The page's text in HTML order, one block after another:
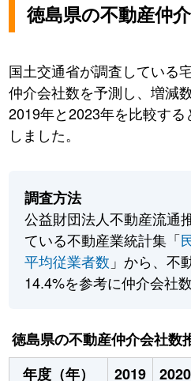
徳島県の不動産仲
国土交通省が調査している
仲介会社数を予測し、増減
2019年と2023年を比較す
しました。
調査方法
公益財団法人不動産流通
ている不動産業統計集「
平均従業者数 」から、不
14.4%を参考に仲介会社
徳島県の不動産仲介会社数
年度（年）
2019 2020